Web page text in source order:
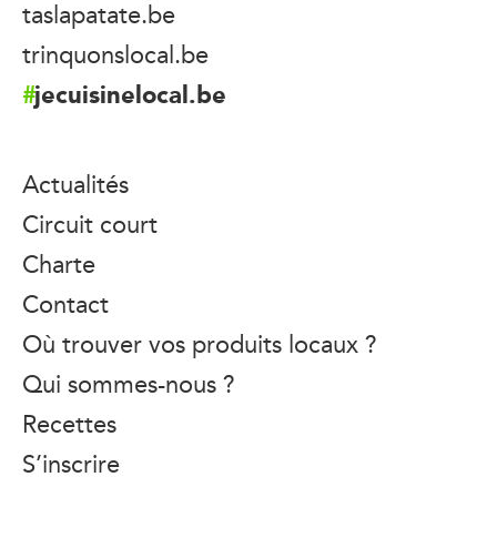
taslapatate.be
trinquonslocal.be
jecuisinelocal.be
Actualités
Circuit court
Charte
Contact
Où trouver vos produits locaux ?
Qui sommes-nous ?
Recettes
S’inscrire